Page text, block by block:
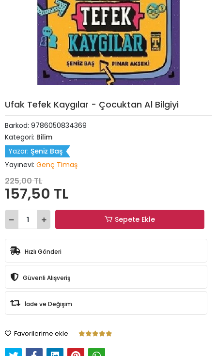
Ufak Tefek Kaygılar - Çocuktan Al Bilgiyi
Barkod: 9786050834369
Kategori: Bilim
Yazar: Şeniz Baş
Yayınevi: Genç Timaş
225,00 TL
157,50 TL
Sepete Ekle
Hızlı Gönderi
Güvenli Alışveriş
İade ve Değişim
Favorilerime ekle